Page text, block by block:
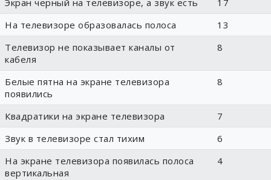
Экран черный на телевизоре, а звук есть
17
На телевизоре образовалась полоса
13
Телевизор не показывает каналы от
кабеля
8
Белые пятна на экране телевизора
появились
8
Квадратики на экране телевизора
7
Звук в телевизоре стал тихим
6
На экране телевизора появилась полоса
вертикальная
4